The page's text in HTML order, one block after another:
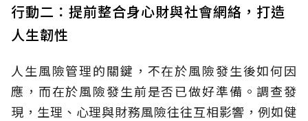
行動二：提前整合身心財與社會網絡，打造
人生韌性
人生風險管理的關鍵，不在於風險發生後如何因
應，而在於風險發生前是否已做好準備。調查發
現，生理、心理與財務風險往往互相影響，例如健